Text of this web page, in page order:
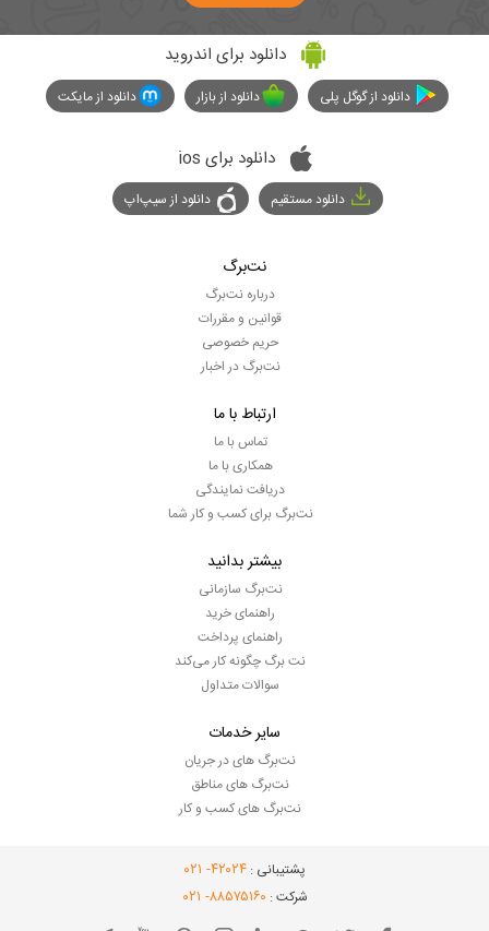
دانلود برای اندروید
دانلود از گوگل پلی دانلود از بازار دانلود از مایکت
دانلود برای ios
دانلود مستقیم دانلود از سیپ‌اپ
نت‌برگ
درباره نت‌برگ
قوانین و مقررات
حریم خصوصی
نت‌برگ در اخبار
ارتباط با ما
تماس با ما
همکاری با ما
دریافت نمایندگی
نت‌برگ برای کسب و کار شما
بیشتر بدانید
نت‌برگ سازمانی
راهنمای خرید
راهنمای پرداخت
نت برگ چگونه کار می‌کند
سوالات متداول
سایر خدمات
نت‌برگ های در جریان
نت‌برگ های مناطق
نت‌برگ های کسب و کار
پشتیبانی : ۴۲۰۲۴- ۰۲۱
شرکت : ۸۸۵۷۵۱۶۰- ۰۲۱